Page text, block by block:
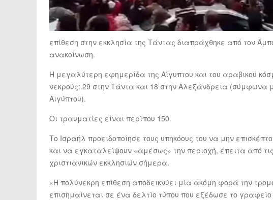
επίθεση στην εκκλησία της Τάντας διαπράχθηκε από τον
ανακοίνωση.
Η μεγαλύτερη εφημερίδα της Αίγυπτου και του αραβικού
νεκρούς: 29 στην Τάντα και 18 στην Αλεξάνδρεια (σύμφωνα
Αιγύπτου).
Οι τραυματίες είναι περίπου 150.
Το Ισραήλ προειδοποίησε τους υπηκόους του να μην
και να εγκαταλείψουν «αμέσως» την περιοχή, έπειτα από
χριστιανικών εκκλησιών σήμερα.
«Η πολύνεκρη επίθεση αποδεικνύει μία ακόμη φορά την
επισημαίνεται σε ένα δελτίο τύπου που εξέδωσε το